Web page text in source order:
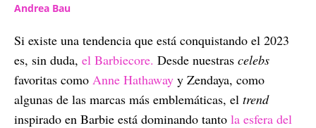
Andrea Bau
Si existe una tendencia que está conquistando el 2023
es, sin duda, el Barbiecore. Desde nuestras celebs
favoritas como Anne Hathaway y Zendaya, como
algunas de las marcas más emblemáticas, el trend
inspirado en Barbie está dominando tanto la esfera del